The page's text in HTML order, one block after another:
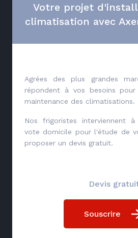
Votre projet
climatisation avec
Agrées des plus grandes
répondent à vos besoins
maintenance des climatisations.
Nos frigoristes interviennent
vote domicile pour l'étude de
proposer un devis gratuit.
Devis
Souscrire